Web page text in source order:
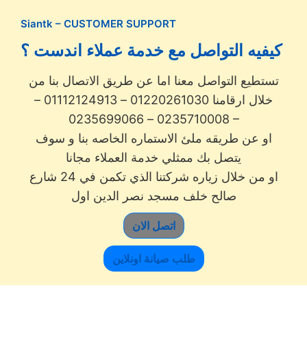
Siantk – CUSTOMER SUPPORT
كيفيه التواصل مع خدمة عملاء اندست ؟
تستطيع التواصل معنا اما عن طريق الاتصال بنا من
خلال ارقامنا 01220261030 – 01112124913 –
0235710008 – 0235699066 –
او عن طريقه ملئ الاستماره الخاصه بنا و سوف
يتصل بك ممثلي خدمة العملاء مجانا
او من خلال زياره شركتنا الذي تكمن في 24 شارع
صالح خلف مسجد نصر الدين اول
اتصل الان
طلب صيانة اونلاين